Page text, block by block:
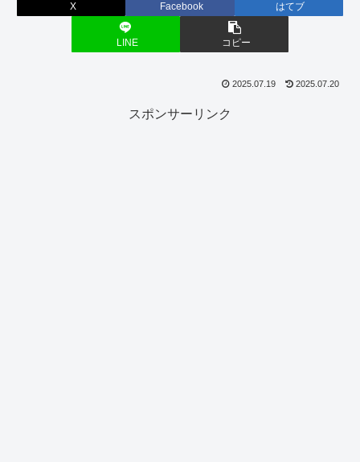
X Facebook はてブ
LINE コピー
2025.07.19 2025.07.20
スポンサーリンク